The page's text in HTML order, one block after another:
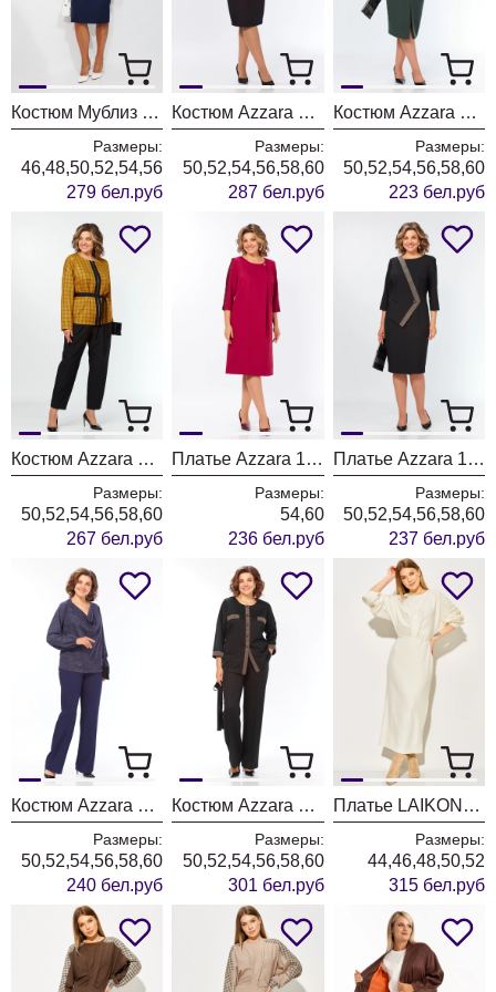
Костюм Мублиз 351 синий
Размеры:
46,48,50,52,54,56
279 бел.руб
Костюм Azzara 10090
Размеры:
50,52,54,56,58,60
287 бел.руб
Костюм Azzara 10086
Размеры:
50,52,54,56,58,60
223 бел.руб
Костюм Azzara 10083
Размеры:
50,52,54,56,58,60
267 бел.руб
Платье Azzara 10081
Размеры:
54,60
236 бел.руб
Платье Azzara 10080
Размеры:
50,52,54,56,58,60
237 бел.руб
Костюм Azzara 10069
Размеры:
50,52,54,56,58,60
240 бел.руб
Костюм Azzara 10063
Размеры:
50,52,54,56,58,60
301 бел.руб
Платье LAIKONY L-774-1 молочный
Размеры:
44,46,48,50,52
315 бел.руб